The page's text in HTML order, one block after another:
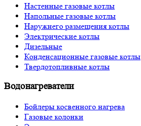
Настенные газовые котлы
Напольные газовые котлы
Наружнего размещения котлы
Электрические котлы
Дизельные
Конденсационные газовые котлы
Твердотопливные котлы
Водонагреватели
Бойлеры косвенного нагрева
Газовые колонки